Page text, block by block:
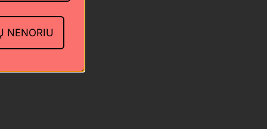
NENORIU